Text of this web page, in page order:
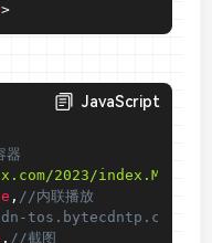
>
JavaScript
2023/index.M3U8"
, //内联播放
tos.bytecdntp.com/
, //截图